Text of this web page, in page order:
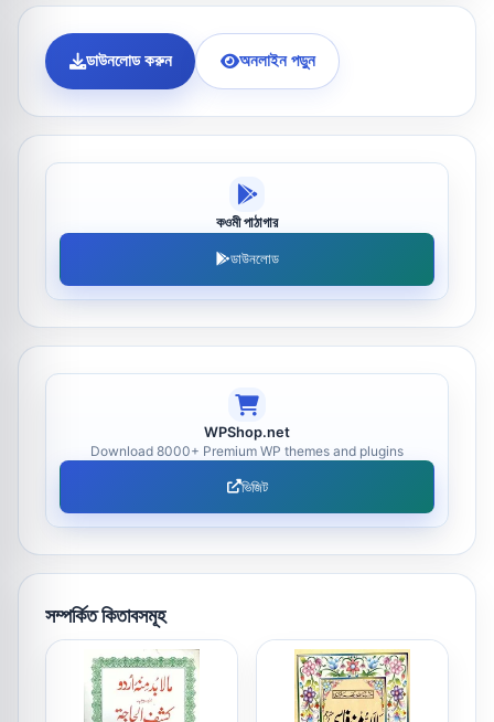
ডাউনলোড করুন অনলাইন পড়ুন
কওমী পাঠাগার
ডাউনলোড
WPShop.net
Download 8000+ Premium WP themes and plugins
ভিজিট
সম্পর্কিত কিতাবসমূহ